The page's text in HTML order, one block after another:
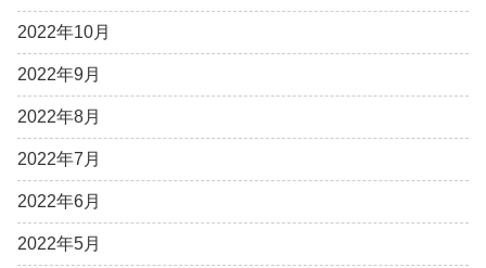
2022年10月
2022年9月
2022年8月
2022年7月
2022年6月
2022年5月